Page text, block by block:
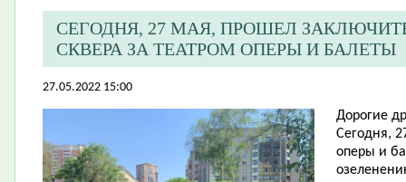
СЕГОДНЯ, 27 МАЯ, ПРОШЕЛ
СКВЕРА ЗА ТЕАТРОМ ОПЕРЫ И БАЛЕТЫ
27.05.2022 15:00
Дорогие
Сегодня,​
оперы и